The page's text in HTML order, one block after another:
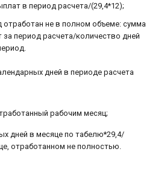
в период расчета/(29,4*12);
отработан не в полном объеме: сумма
период расчета/количество дней
дней в периоде расчета
рабочим месяц;
дней в месяце по табелю*29,4/
отработанном не полностью.